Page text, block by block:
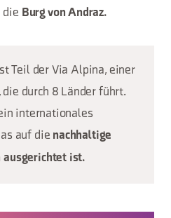
die Burg von Andraz.
Teil der Via Alpina, einer
durch 8 Länder führt.
internationales
auf die nachhaltige
ausgerichtet ist.